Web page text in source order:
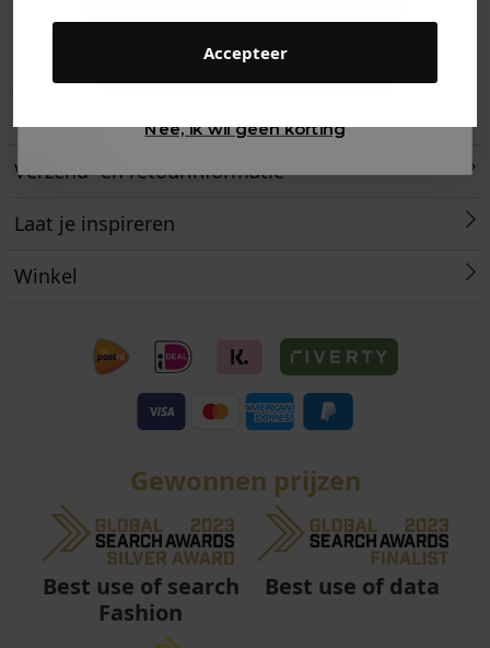
Accepteer
Verzend- en retourinformatie
Laat je inspireren
Winkel
Gewonnen prijzen
Best use of search
Fashion
Best use of data
Gewoon rondkijken
Nee, ik wil geen korting